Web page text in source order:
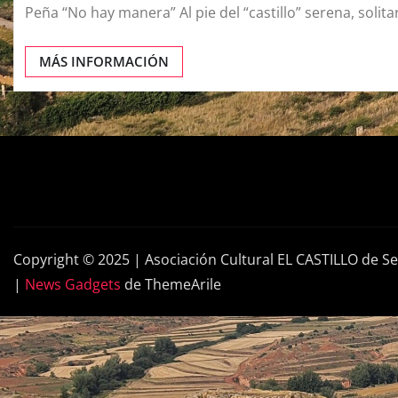
Peña “No hay manera” Al pie del “castillo” serena,
MÁS INFORMACIÓN
Copyright © 2025 | Asociación Cultural EL CASTILLO de
| News Gadgets de ThemeArile